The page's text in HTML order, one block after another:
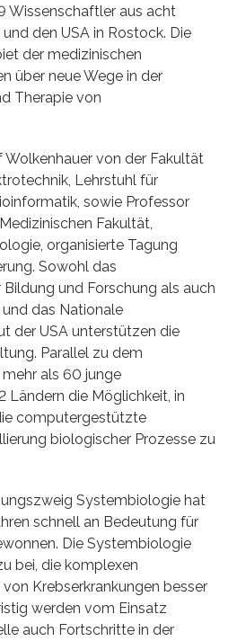
Wissenschaftler aus acht
den USA in Rostock. Die
der medizinischen
über neue Wege in der
Therapie von
von der Fakultät
Lehrstuhl für
sowie Professor
Fakultät,
organisierte Tagung
Sowohl das
und Forschung als auch
das Nationale
der USA unterstützen die
Parallel zu dem
als 60 junge
Ländern die Möglichkeit, in
computergestützte
biologischer Prozesse zu
Systembiologie hat
schnell an Bedeutung für
Die Systembiologie
bei, die komplexen
Krebserkrankungen besser
werden vom Einsatz
auch Fortschritte in der